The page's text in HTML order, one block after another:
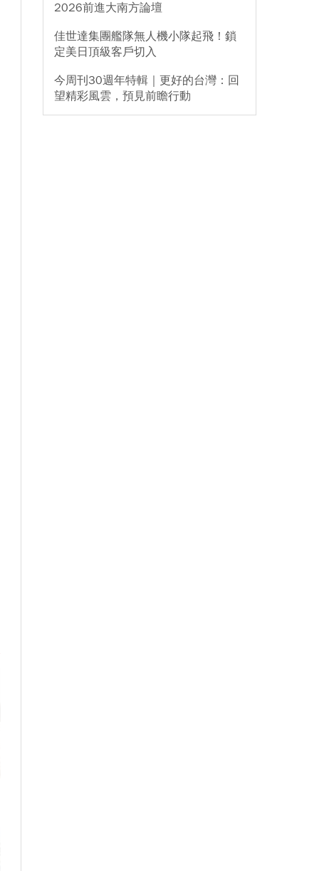
2026前進大南方論壇
佳世達集團艦隊無人機小隊起飛！鎖
定美日頂級客戶切入
今周刊30週年特輯｜更好的台灣：回
望精彩風雲，預見前瞻行動